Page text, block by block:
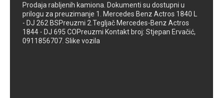
Prodaja rabljenih kamiona. Dokumenti su dostupni u
prilogu za preuzimanje 1. Mercedes Benz Actros 1840 L
- DJ 262 BSPreuzmi 2.Tegljač Mercedes-Benz Actros
1844 - DJ 695 COPreuzmi Kontakt broj: Stjepan Ervačić,
0911856707. Slike vozila